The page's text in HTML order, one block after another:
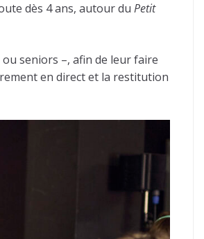
dès 4 ans, autour du Petit
seniors –, afin de leur faire
en direct et la restitution